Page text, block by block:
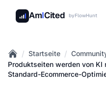
AmICited byFlowHunt
Home
/ Startseite /
Produktseiten werden von
Standard-Ecommerce-